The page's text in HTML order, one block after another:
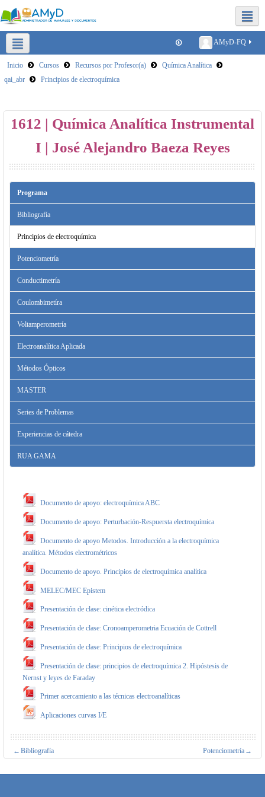
AMyD-FQ
Plataformas para clases virtuales Reducir tamaño de archivos
Inicio Cursos Recursos por Profesor(a)
Química Analítica
qai_abr
Principios de electroquímica
1612 | Química Analítica Instrumental
I | José Alejandro Baeza Reyes
Programa
Bibliografía
Principios de electroquímica
Potenciometría
Conductimetría
Coulombimetíra
Voltamperometría
Electroanalítica Aplicada
Métodos Ópticos
MASTER
Series de Problemas
Experiencias de cátedra
RUA GAMA
Documento de apoyo: electroquímica ABC
Documento de apoyo: Perturbación-Respuersta electroquímica
Documento de apoyo Metodos. Introducción a la electroquímica
analítica. Métodos electrométricos
Documento de apoyo. Principios de electroquímica analítica
MELEC/MEC Epistem
Presentación de clase: cinética electródica
Presentación de clase: Cronoamperometria Ecuación de Cottrell
Presentación de clase: Principios de electroquímica
Presentación de clase: principios de electroquímica 2. Hipóstesis de
Nernst y leyes de Faraday
Primer acercamiento a las técnicas electroanalíticas
Aplicaciones curvas I/E
← Bibliografía Potenciometría →